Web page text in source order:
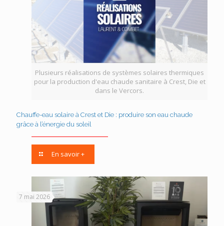
Plusieurs réalisations de systèmes solaires thermiques
pour la production d'eau chaude sanitaire à Crest, Die et
dans le Vercors.
Chauffe-eau solaire à Crest et Die : produire son eau chaude
grâce à l’énergie du soleil
En savoir +
7 mai 2026